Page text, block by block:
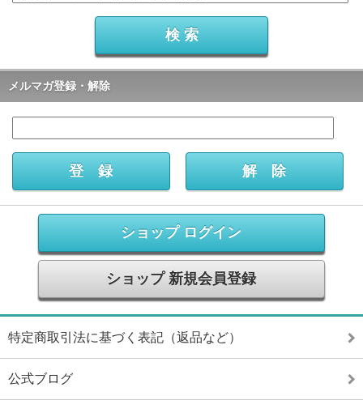
メルマガ登録・解除
ショップ ログイン
ショップ 新規会員登録
特定商取引法に基づく表記（返品など）
公式ブログ